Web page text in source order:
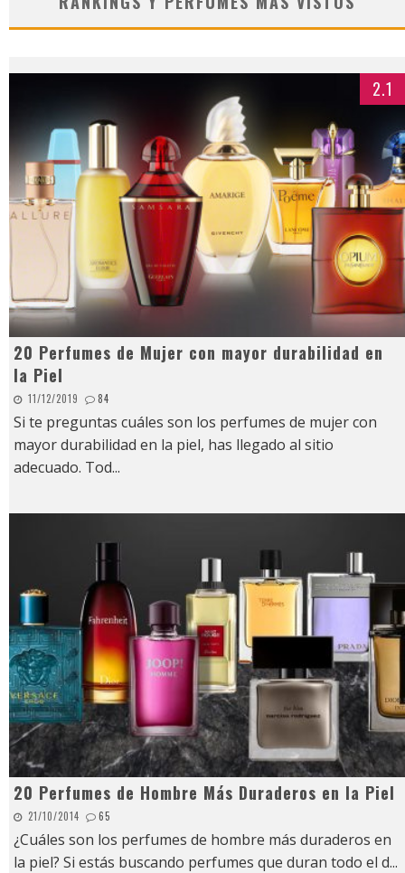
2.1
20 Perfumes de Mujer con mayor durabilidad en
la Piel
11/12/2019 84
Si te preguntas cuáles son los perfumes de mujer con
mayor durabilidad en la piel, has llegado al sitio
adecuado. Tod...
20 Perfumes de Hombre Más Duraderos en la Piel
21/10/2014 65
¿Cuáles son los perfumes de hombre más duraderos en
la piel? Si estás buscando perfumes que duran todo el d...